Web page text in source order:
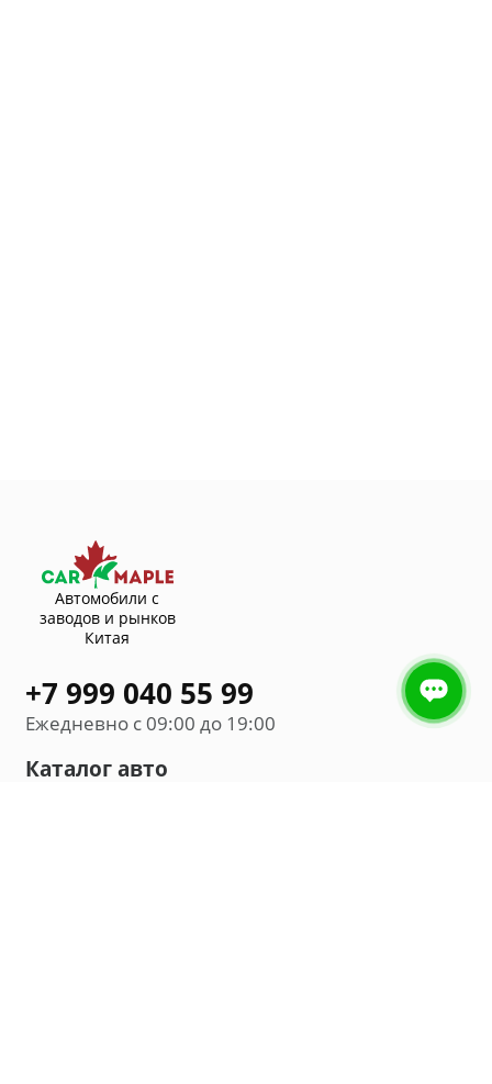
Автомобили с
заводов и рынков
Китая
+7 999 040 55 99
Ежедневно с 09:00 до 19:00
Каталог авто